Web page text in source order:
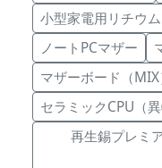
小型家電用リチウ
ノートPCマザー
マザーボード（MIX
セラミックCPU（異
再生錫プレミ